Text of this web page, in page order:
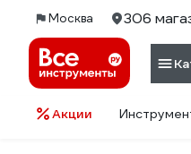
Москва 306
Акции